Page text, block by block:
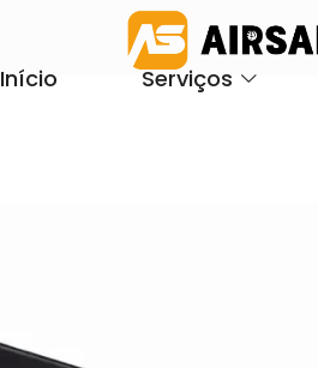
Início Serviços